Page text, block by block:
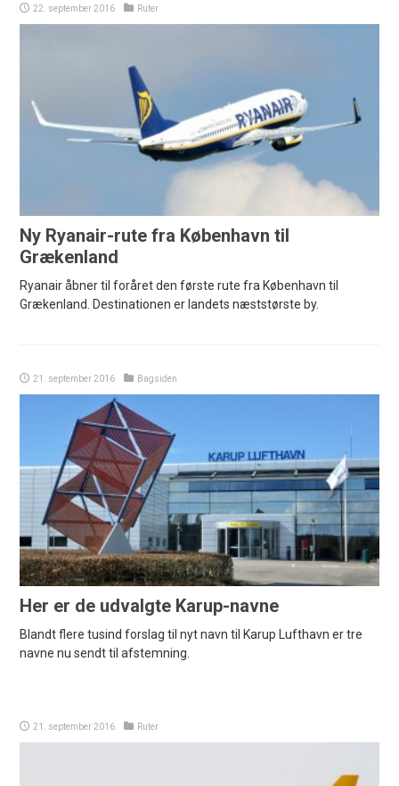
22. september 2016 Ruter
Ny Ryanair-rute fra København til
Grækenland
Ryanair åbner til foråret den første rute fra København til
Grækenland. Destinationen er landets næststørste by.
21. september 2016 Bagsiden
Her er de udvalgte Karup-navne
Blandt flere tusind forslag til nyt navn til Karup Lufthavn er tre
navne nu sendt til afstemning.
21. september 2016 Ruter